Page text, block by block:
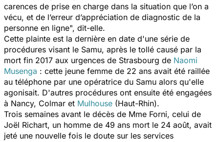
carences de prise en charge dans la situation que l’on a
vécu, et de l’erreur d’appréciation de diagnostic de la
personne en ligne", dit-elle.
Cette plainte est la dernière en date d'une série de
procédures visant le Samu, après le tollé causé par la
mort fin 2017 aux urgences de Strasbourg de Naomi
Musenga : cette jeune femme de 22 ans avait été raillée
au téléphone par une opératrice du Samu alors qu'elle
agonisait. D'autres procédures ont ensuite été engagées
à Nancy, Colmar et Mulhouse (Haut-Rhin).
Trois semaines avant le décès de Mme Forni, celui de
Joël Richart, un homme de 49 ans mort le 24 août, avait
jeté une nouvelle fois le doute sur les services